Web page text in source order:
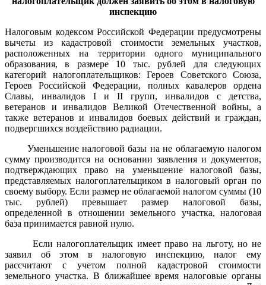
инспекцию
Налоговым кодексом Российской Федерации предусмотрены
вычеты из кадастровой стоимости земельных участков,
расположенных на территории одного муниципального
образования, в размере 10 тыс. рублей для следующих
категорий налогоплательщиков: Героев Советского Союза,
Героев Российской Федерации, полных кавалеров ордена
Славы, инвалидов I и II групп, инвалидов с детства,
ветеранов и инвалидов Великой Отечественной войны, а
также ветеранов и инвалидов боевых действий и граждан,
подвергшихся воздействию радиации.
Уменьшение налоговой базы на не облагаемую налогом
сумму производится на основании заявления и документов,
подтверждающих право на уменьшение налоговой базы,
представляемых налогоплательщиком в налоговый орган по
своему выбору. Если размер не облагаемой налогом суммы (10
тыс. рублей) превышает размер налоговой базы,
определенной в отношении земельного участка, налоговая
база принимается равной нулю.
Если налогоплательщик имеет право на льготу, но не
заявил об этом в налоговую инспекцию, налог ему
рассчитают с учетом полной кадастровой стоимости
земельного участка. В ближайшее время налоговые органы